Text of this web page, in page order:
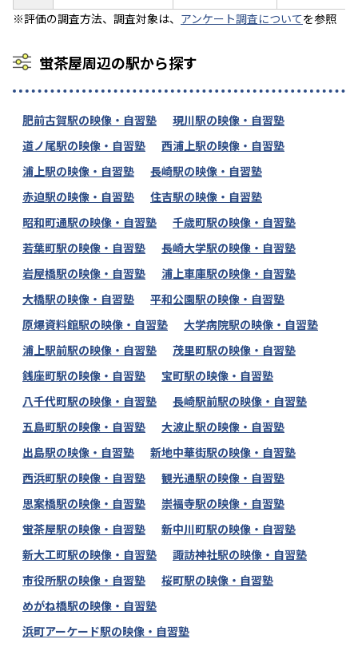
※評価の調査方法、調査対象は、 アンケート調査についてを参照
蛍茶屋周辺の駅から探す
肥前古賀駅の映像・自習塾
現川駅の映像・自習塾
道ノ尾駅の映像・自習塾
西浦上駅の映像・自習塾
浦上駅の映像・自習塾
長崎駅の映像・自習塾
赤迫駅の映像・自習塾
住吉駅の映像・自習塾
昭和町通駅の映像・自習塾
千歳町駅の映像・自習塾
若葉町駅の映像・自習塾
長崎大学駅の映像・自習塾
岩屋橋駅の映像・自習塾
浦上車庫駅の映像・自習塾
大橋駅の映像・自習塾
平和公園駅の映像・自習塾
原爆資料館駅の映像・自習塾
大学病院駅の映像・自習塾
浦上駅前駅の映像・自習塾
茂里町駅の映像・自習塾
銭座町駅の映像・自習塾
宝町駅の映像・自習塾
八千代町駅の映像・自習塾
長崎駅前駅の映像・自習塾
五島町駅の映像・自習塾
大波止駅の映像・自習塾
出島駅の映像・自習塾
新地中華街駅の映像・自習塾
西浜町駅の映像・自習塾
観光通駅の映像・自習塾
思案橋駅の映像・自習塾
崇福寺駅の映像・自習塾
蛍茶屋駅の映像・自習塾
新中川町駅の映像・自習塾
新大工町駅の映像・自習塾
諏訪神社駅の映像・自習塾
市役所駅の映像・自習塾
桜町駅の映像・自習塾
めがね橋駅の映像・自習塾
浜町アーケード駅の映像・自習塾